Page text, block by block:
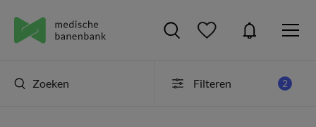
Zoeken Filteren 2